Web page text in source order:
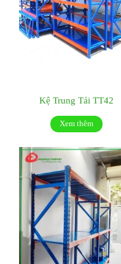
Kệ Trung Tải TT42
Xem thêm